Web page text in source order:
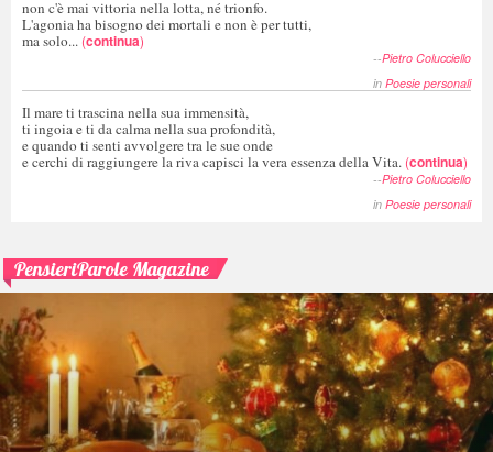
non c'è mai vittoria nella lotta, né trionfo.
L'agonia ha bisogno dei mortali e non è per tutti,
ma solo... (continua)
--Pietro Colucciello
in Poesie personali
Il mare ti trascina nella sua immensità,
ti ingoia e ti da calma nella sua profondità,
e quando ti senti avvolgere tra le sue onde
e cerchi di raggiungere la riva capisci la vera essenza della Vita. (continua)
--Pietro Colucciello
in Poesie personali
PensieriParole Magazine